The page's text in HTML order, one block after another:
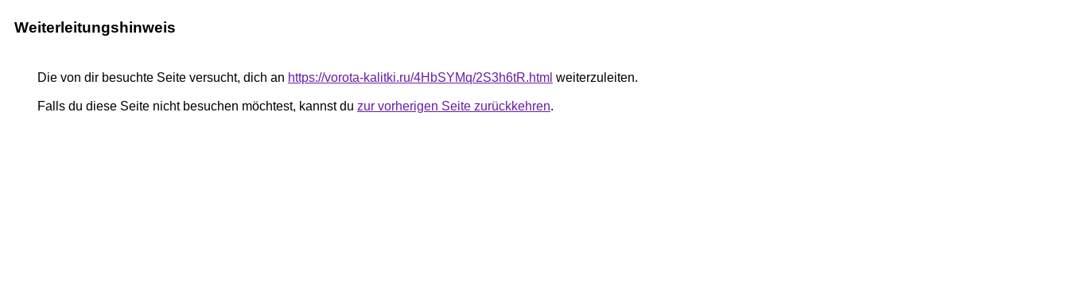
Weiterleitungshinweis
Die von dir besuchte Seite versucht, dich an https://vorota-kalitki.ru/4HbSYMq/2S3h6tR.html weiterzuleiten.
Falls du diese Seite nicht besuchen möchtest, kannst du zur vorherigen Seite zurückkehren.